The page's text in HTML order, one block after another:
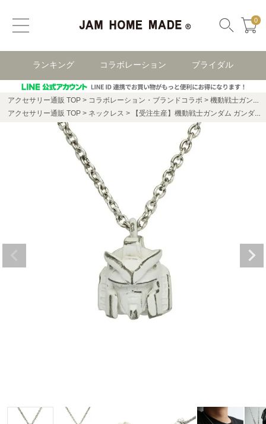
0
ランキング コラボレーション ブライダル
アクセサリー通販 TOP コラボレーション・ブランドコラボ
機動戦士ガンダム コラボレーション
アクセサリー通販 TOP
ネックレス 【受注生産】機動戦士ガンダム ガンダム フェイスネックレス -WHITE-